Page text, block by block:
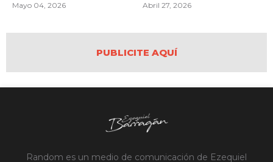
Mayo 04, 2026 Abril 27, 2026
PUBLICITE AQUÍ
Random es un medio de comunicación de Ezequiel